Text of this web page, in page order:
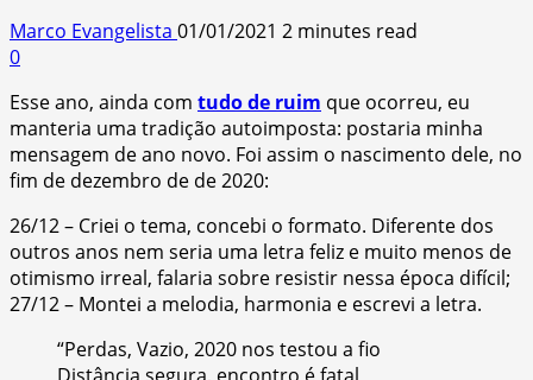
Marco Evangelista 01/01/2021 2 minutes read
0
Esse ano, ainda com tudo de ruim que ocorreu, eu
manteria uma tradição autoimposta: postaria minha
mensagem de ano novo. Foi assim o nascimento dele, no
fim de dezembro de de 2020:
26/12 – Criei o tema, concebi o formato. Diferente dos
outros anos nem seria uma letra feliz e muito menos de
otimismo irreal, falaria sobre resistir nessa época difícil;
27/12 – Montei a melodia, harmonia e escrevi a letra.
“Perdas, Vazio, 2020 nos testou a fio